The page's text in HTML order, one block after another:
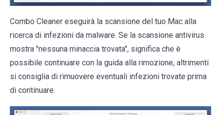
Combo Cleaner eseguirà la scansione del tuo Mac alla
ricerca di infezioni da malware. Se la scansione antivirus
mostra "nessuna minaccia trovata", significa che è
possibile continuare con la guida alla rimozione, altrimenti
si consiglia di rimuovere eventuali infezioni trovate prima
di continuare.